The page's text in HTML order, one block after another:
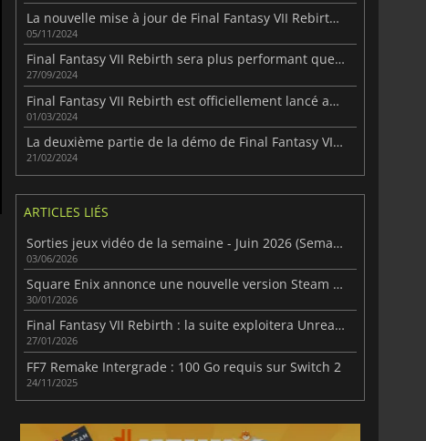
La nouvelle mise à jour de Final Fantasy VII Rebirth améliore le RPG sur PlayStation 5 Pro
05/11/2024
Final Fantasy VII Rebirth sera plus performant que jamais sur PS5 Pro
27/09/2024
Final Fantasy VII Rebirth est officiellement lancé après 4 ans d'attente
01/03/2024
La deuxième partie de la démo de Final Fantasy VII Rebirth est disponible.
21/02/2024
ARTICLES LIÉS
Sorties jeux vidéo de la semaine - Juin 2026 (Semaine 23)
03/06/2026
Square Enix annonce une nouvelle version Steam de Final Fantasy VII
30/01/2026
Final Fantasy VII Rebirth : la suite exploitera Unreal Engine 4
27/01/2026
FF7 Remake Intergrade : 100 Go requis sur Switch 2
24/11/2025